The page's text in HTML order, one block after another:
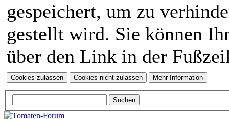
gespeichert, um zu
gestellt wird. Sie können
über den Link in der